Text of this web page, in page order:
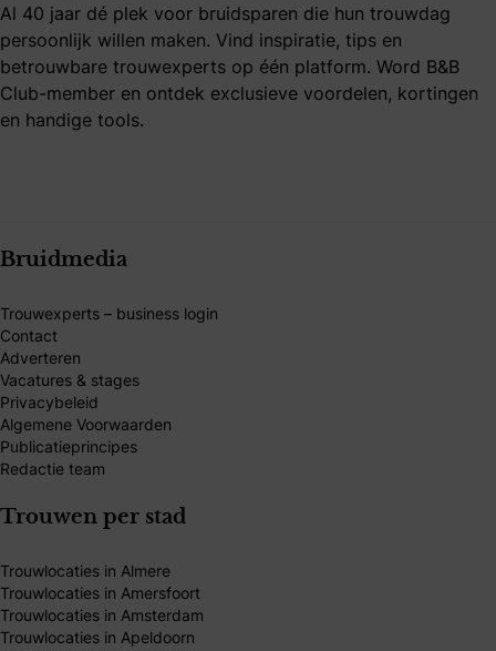
Al 40 jaar dé plek voor bruidsparen die hun trouwdag
persoonlijk willen maken. Vind inspiratie, tips en
betrouwbare trouwexperts op één platform. Word B&B
Club-member en ontdek exclusieve voordelen, kortingen
en handige tools.
Bruidmedia
Trouwexperts – business login
Contact
Adverteren
Vacatures & stages
Privacybeleid
Algemene Voorwaarden
Publicatieprincipes
Redactie team
Trouwen per stad
Trouwlocaties in Almere
Trouwlocaties in Amersfoort
Trouwlocaties in Amsterdam
Trouwlocaties in Apeldoorn